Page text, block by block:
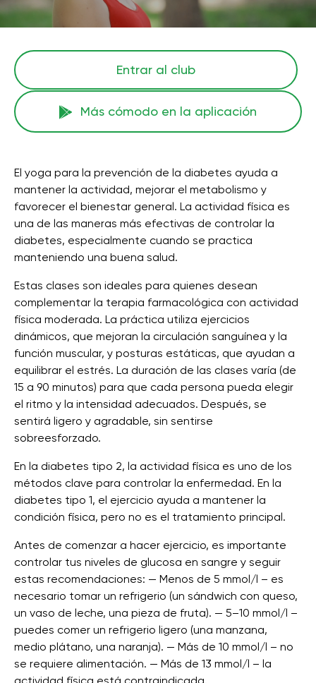
Entrar al club
Más cómodo en la aplicación
El yoga para la prevención de la diabetes ayuda a
mantener la actividad, mejorar el metabolismo y
favorecer el bienestar general. La actividad física es
una de las maneras más efectivas de controlar la
diabetes, especialmente cuando se practica
manteniendo una buena salud.
Estas clases son ideales para quienes desean
complementar la terapia farmacológica con actividad
física moderada. La práctica utiliza ejercicios
dinámicos, que mejoran la circulación sanguínea y la
función muscular, y posturas estáticas, que ayudan a
equilibrar el estrés. La duración de las clases varía (de
15 a 90 minutos) para que cada persona pueda elegir
el ritmo y la intensidad adecuados. Después, se
sentirá ligero y agradable, sin sentirse
sobreesforzado.
En la diabetes tipo 2, la actividad física es uno de los
métodos clave para controlar la enfermedad. En la
diabetes tipo 1, el ejercicio ayuda a mantener la
condición física, pero no es el tratamiento principal.
Antes de comenzar a hacer ejercicio, es importante
controlar tus niveles de glucosa en sangre y seguir
estas recomendaciones: — Menos de 5 mmol/l – es
necesario tomar un refrigerio (un sándwich con queso,
un vaso de leche, una pieza de fruta). — 5–10 mmol/l –
puedes comer un refrigerio ligero (una manzana,
medio plátano, una naranja). — Más de 10 mmol/l – no
se requiere alimentación. — Más de 13 mmol/l – la